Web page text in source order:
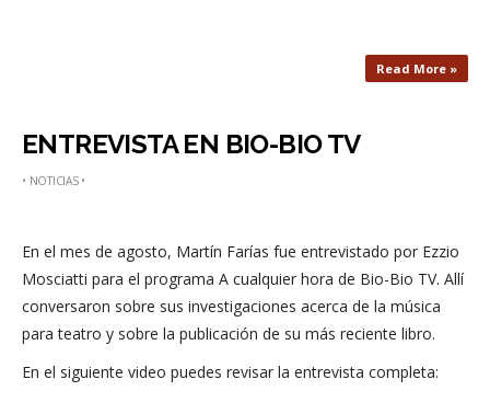
Read More »
ENTREVISTA EN BIO-BIO TV
• NOTICIAS•
En el mes de agosto, Martín Farías fue entrevistado por Ezzio
Mosciatti para el programa A cualquier hora de Bio-Bio TV. Allí
conversaron sobre sus investigaciones acerca de la música
para teatro y sobre la publicación de su más reciente libro.
En el siguiente video puedes revisar la entrevista completa: